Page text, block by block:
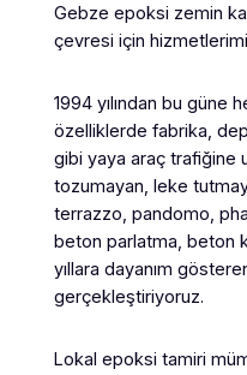
Gebze epoksi zemin
çevresi için
1994 yılından bu güne
özelliklerde fabrika,
gibi yaya araç trafiğine
tozumayan, leke
terrazzo, pandomo,
beton parlatma, beton
yıllara dayanım
gerçekleştiriyoruz.
Lokal epoksi tamiri